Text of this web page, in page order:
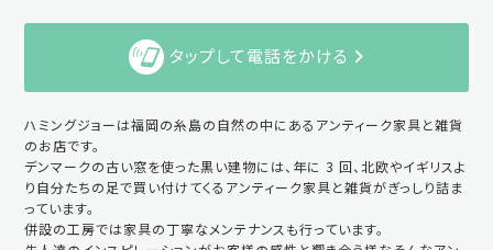
タップして電話をかける
ハミングジョーは福岡の糸島の自然の中にあるアンティーク家具と雑貨
のお店です。
デンマークの古い窓を使った黒い建物には、年に 3 回、北欧やイギリスよ
り自分たちの足で買い付けてくるアンティーク家具と雑貨がぎっしり詰ま
っています。
併設の工房では家具の丁寧なメンテナンスも行っています。